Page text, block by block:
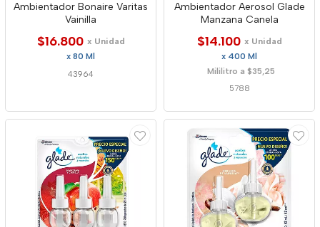
Ambientador Bonaire Varitas
Vainilla
$16.800 x Unidad
x 80 Ml
43964
Ambientador Aerosol Glade
Manzana Canela
$14.100 x Unidad
x 400 Ml
Mililitro a $35,25
5788